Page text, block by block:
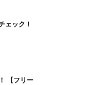
ェック！
【フリー